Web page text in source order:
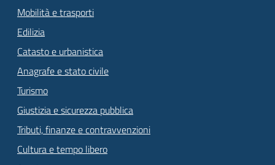
Mobilità e trasporti
Edilizia
Catasto e urbanistica
Anagrafe e stato civile
Turismo
Giustizia e sicurezza pubblica
Tributi, finanze e contravvenzioni
Cultura e tempo libero